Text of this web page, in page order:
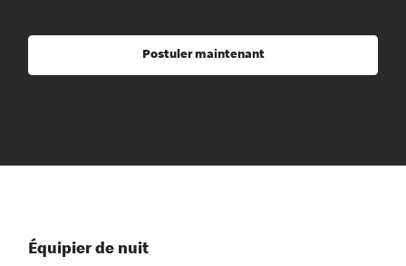
Postuler maintenant
Équipier de nuit